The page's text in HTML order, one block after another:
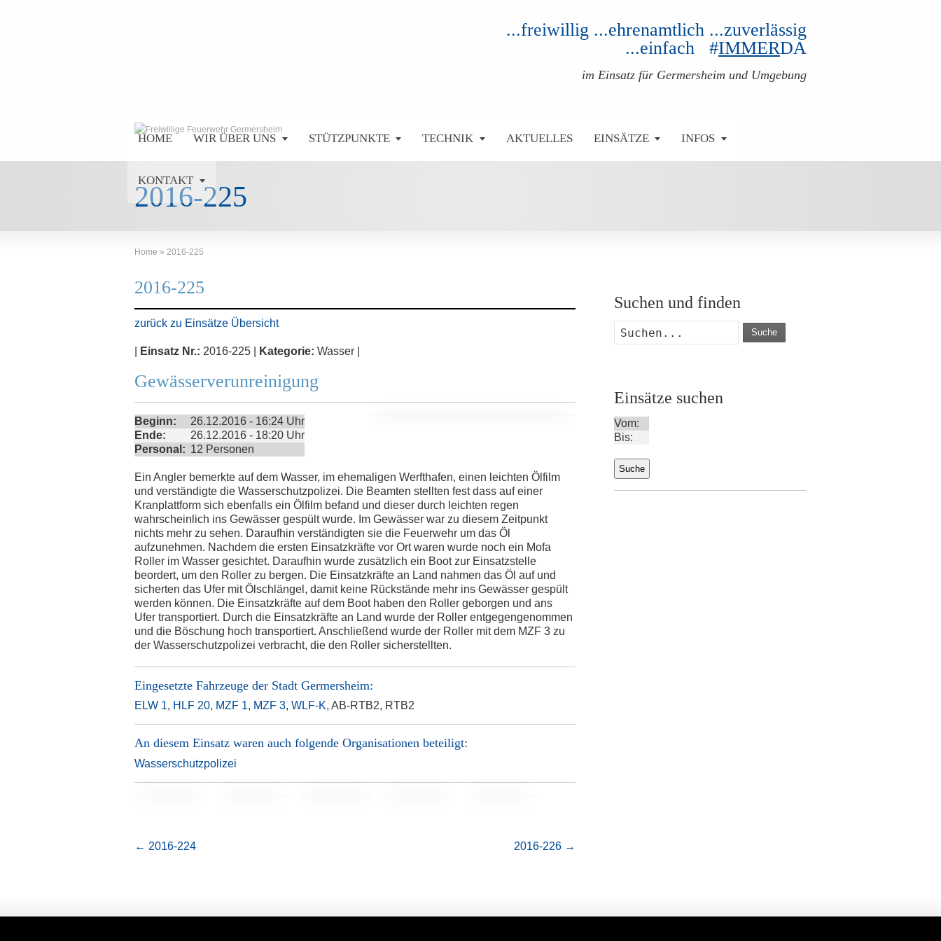
...freiwillig ...ehrenamtlich ...zuverlässig
...einfach #IMMERDA
im Einsatz für Germersheim und Umgebung
HOME WIR ÜBER UNS STÜTZPUNKTE TECHNIK AKTUELLES EINSÄTZE INFOS
KONTAKT
2016-225
Home » 2016-225
2016-225
zurück zu Einsätze Übersicht
Einsatz Nr.: 2016-225 | Kategorie: Wasser |
Gewässerverunreinigung
Beginn:
26.12.2016 - 16:24 Uhr
Ende:
26.12.2016 - 18:20 Uhr
Personal: 12 Personen
Ein Angler bemerkte auf dem Wasser, im ehemaligen Werfthafen, einen leichten Ölfilm
und verständigte die Wasserschutzpolizei. Die Beamten stellten fest dass auf einer
Kranplattform sich ebenfalls ein Ölfilm befand und dieser durch leichten regen
wahrscheinlich ins Gewässer gespült wurde. Im Gewässer war zu diesem Zeitpunkt
nichts mehr zu sehen. Daraufhin verständigten sie die Feuerwehr um das Öl
aufzunehmen. Nachdem die ersten Einsatzkräfte vor Ort waren wurde noch ein Mofa
Roller im Wasser gesichtet. Daraufhin wurde zusätzlich ein Boot zur Einsatzstelle
beordert, um den Roller zu bergen. Die Einsatzkräfte an Land nahmen das Öl auf und
sicherten das Ufer mit Ölschlängel, damit keine Rückstände mehr ins Gewässer gespült
werden können. Die Einsatzkräfte auf dem Boot haben den Roller geborgen und ans
Ufer transportiert. Durch die Einsatzkräfte an Land wurde der Roller entgegengenommen
und die Böschung hoch transportiert. Anschließend wurde der Roller mit dem MZF 3 zu
der Wasserschutzpolizei verbracht, die den Roller sicherstellten.
Eingesetzte Fahrzeuge der Stadt Germersheim:
ELW 1, HLF 20, MZF 1, MZF 3, WLF-K, AB-RTB2, RTB2
An diesem Einsatz waren auch folgende Organisationen beteiligt:
Wasserschutzpolizei
← 2016-224 2016-226 →
Suchen und finden
Suche
Einsätze suchen
Vom:
Bis: